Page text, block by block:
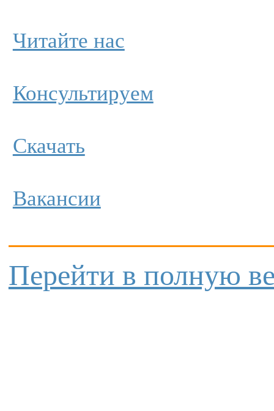
Читайте нас
Консультируем
Скачать
Вакансии
Перейти в полную